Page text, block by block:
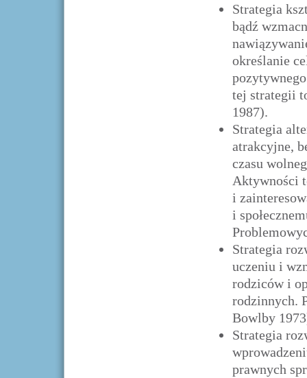
Strategia
bądź
określanie
tej strategii
1987).
Strategia
atrakcyjne,
czasu
Aktywności
i
i
Strategia
uczeniu i
rodziców i
rodzinnych.
Bowlby
Strategia
prawnych